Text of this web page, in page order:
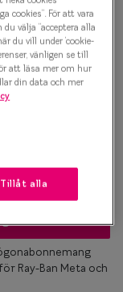
Olika
Taberg
Ray-Ban Meta och
cookies”. För att vara
välja ”acceptera alla
du vill under ’cookie-
vänligen se till
att läsa mer om hur
din data och mer
Tillåt alla